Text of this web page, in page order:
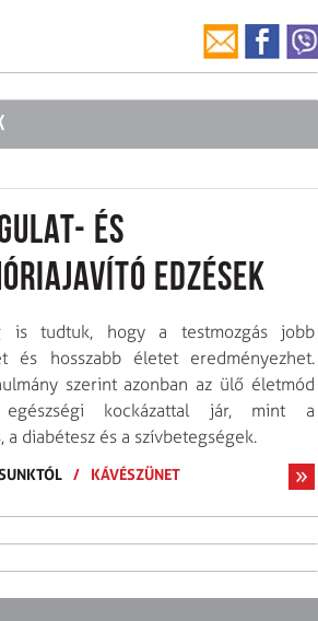
és
edzések
is tudtuk, hogy a testmozgás jobb
és hosszabb életet eredményezhet.
szerint azonban az ülő életmód
egészségi kockázattal jár, mint a
a diabétesz és a szívbetegségek.
/ KÁVÉSZÜNET